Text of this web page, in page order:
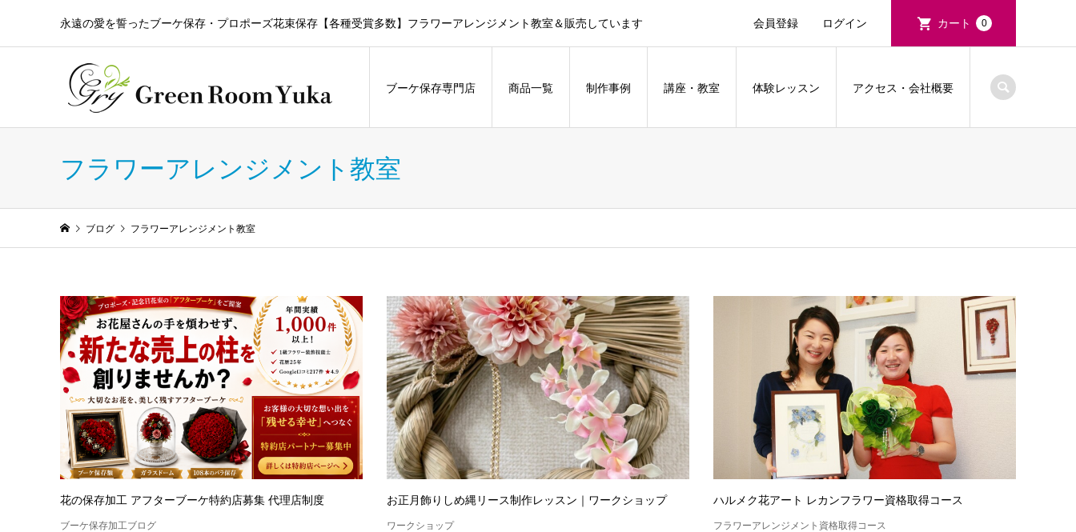
永遠の愛を誓ったブーケ保存・プロポーズ花束保存【各種受賞多数】フラワーアレンジメント教室＆販売しています 会員登録 ログイン カート 0
ブーケ保存専門店 商品一覧 制作事例 講座・教室 体験レッスン アクセス・会社概要
フラワーアレンジメント教室
ブログ フラワーアレンジメント教室
花の保存加工 アフターブーケ特約店募集 代理店制度
ブーケ保存加工ブログ
お正月飾りしめ縄リース制作レッスン｜ワークショップ
ワークショップ
ハルメク花アート レカンフラワー資格取得コース
フラワーアレンジメント資格取得コース